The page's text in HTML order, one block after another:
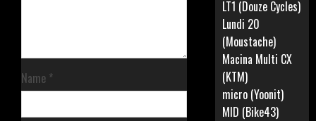
Name *
LT1 (Douze Cycles)
Lundi 20
(Moustache)
Macina Multi CX
(KTM)
micro (Yoonit)
MID (Bike43)